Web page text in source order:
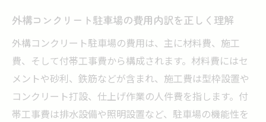
外構コンクリート駐車場の費用内訳を正しく理解
外構コンクリート駐車場の費用は、主に材料費、施工
費、そして付帯工事費から構成されます。材料費にはセ
メントや砂利、鉄筋などが含まれ、施工費は型枠設置や
コンクリート打設、仕上げ作業の人件費を指します。付
帯工事費は排水設備や照明設置など、駐車場の機能性を